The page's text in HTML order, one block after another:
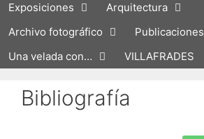
Exposiciones
Arquitectura
Archivo fotográfico
Publicaciones
Una velada con…
VILLAFRADES
Bibliografía